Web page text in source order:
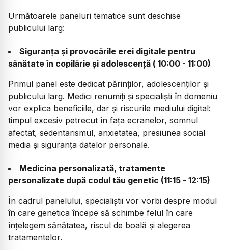
Următoarele paneluri tematice sunt deschise
publicului larg:
Siguranța și provocările erei digitale pentru
sănătate în copilărie și adolescență ( 10:00 - 11:00)
Primul panel este dedicat părinților, adolescenților și
publicului larg. Medici renumiți și specialiști în domeniu
vor explica beneficiile, dar și riscurile mediului digital:
timpul excesiv petrecut în fața ecranelor, somnul
afectat, sedentarismul, anxietatea, presiunea social
media și siguranța datelor personale.
Medicina personalizată, tratamente
personalizate după codul tău genetic (11:15 - 12:15)
În cadrul panelului, specialiștii vor vorbi despre modul
în care genetica începe să schimbe felul în care
înțelegem sănătatea, riscul de boală și alegerea
tratamentelor.